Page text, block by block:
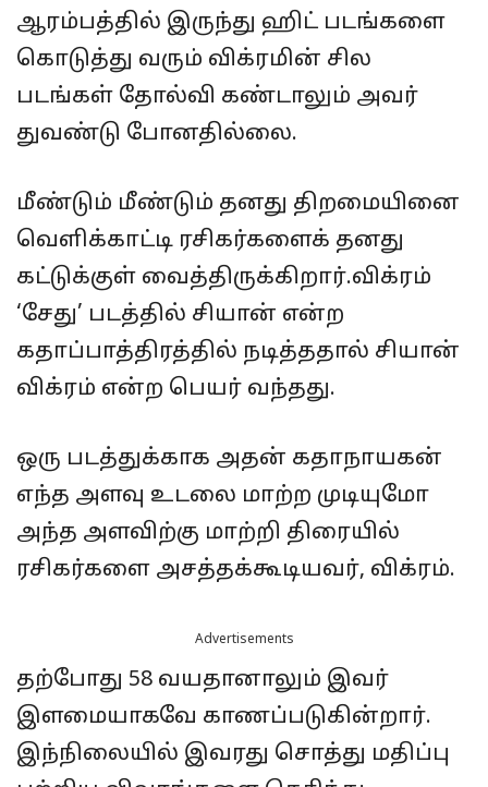
ஆரம்பத்தில் இருந்து ஹிட் படங்களை
கொடுத்து வரும் விக்ரமின் சில
படங்கள் தோல்வி கண்டாலும் அவர்
துவண்டு போனதில்லை.
மீண்டும் மீண்டும் தனது திறமையினை
வெளிக்காட்டி ரசிகர்களைக் தனது
கட்டுக்குள் வைத்திருக்கிறார்.விக்ரம்
‘சேது’ படத்தில் சியான் என்ற
கதாப்பாத்திரத்தில் நடித்ததால் சியான்
விக்ரம் என்ற பெயர் வந்தது.
ஒரு படத்துக்காக அதன் கதாநாயகன்
எந்த அளவு உடலை மாற்ற முடியுமோ
அந்த அளவிற்கு மாற்றி திரையில்
ரசிகர்களை அசத்தக்கூடியவர், விக்ரம்.
Advertisements
தற்போது 58 வயதானாலும் இவர்
இளமையாகவே காணப்படுகின்றார்.
இந்நிலையில் இவரது சொத்து மதிப்பு